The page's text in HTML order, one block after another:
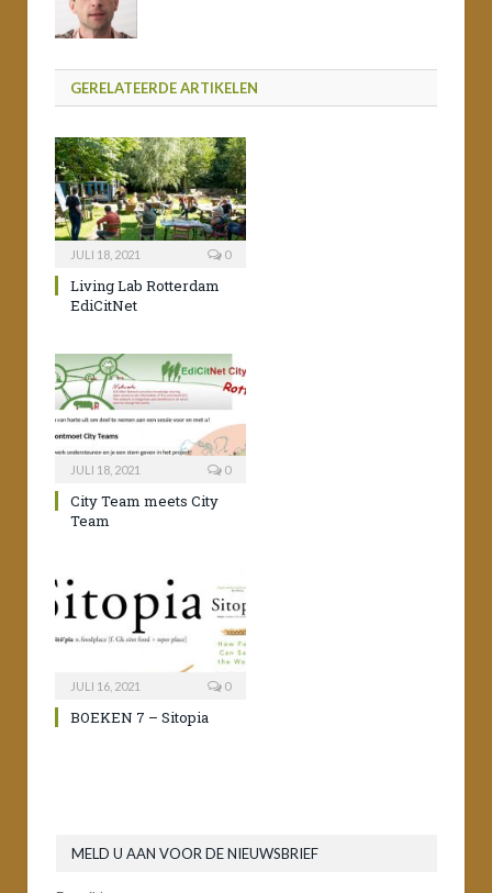
GERELATEERDE ARTIKELEN
JULI 18, 2021 0
Living Lab Rotterdam
EdiCitNet
JULI 18, 2021 0
City Team meets City
Team
JULI 16, 2021 0
BOEKEN 7 – Sitopia
MELD U AAN VOOR DE NIEUWSBRIEF